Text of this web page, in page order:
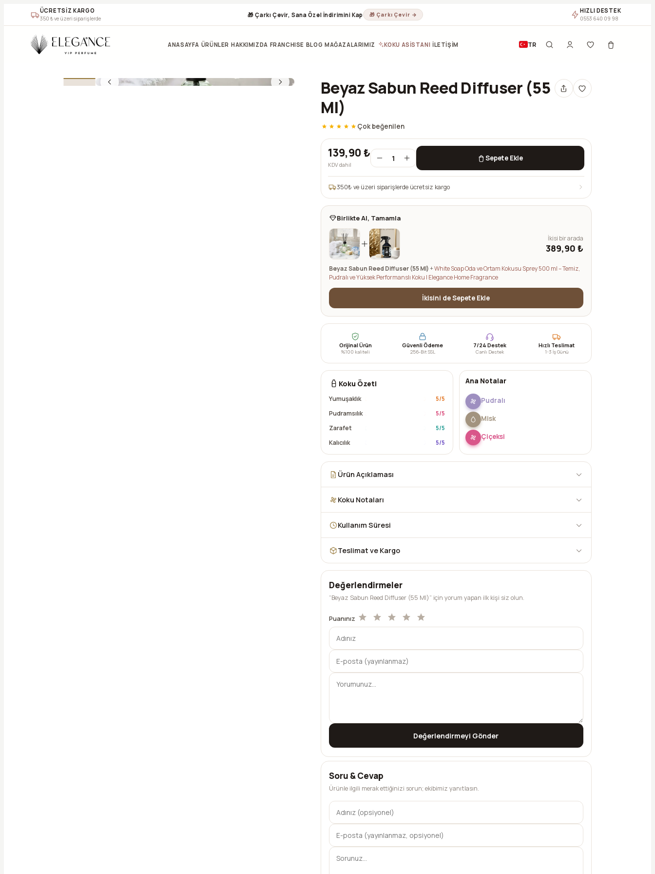
ÜCRETSİZ KARGO
350 ₺ ve üzeri siparişlerde
🎁 Çarkı Çevir, Sana Özel İndirimini Kap 🎁 Çarkı Çevir →
HIZLI DESTEK
0553 640 09 98
ANASAYFA ÜRÜNLER HAKKIMIZDA FRANCHISE BLOG MAĞAZALARIMIZ KOKU ASİSTANI İLETİŞİM TR
Beyaz Sabun Reed Diffuser (55
Ml)
Çok beğenilen
139,90 ₺
KDV dahil
1 Sepete Ekle
350₺ ve üzeri siparişlerde ücretsiz kargo
Birlikte Al, Tamamla
İkisi bir arada
389,90 ₺
Beyaz Sabun Reed Diffuser (55 Ml)+White Soap Oda ve Ortam Kokusu Sprey 500 ml – Temiz,
Pudralı ve Yüksek Performanslı Koku | Elegance Home Fragrance
İkisini de Sepete Ekle
Orijinal Ürün
%100 kaliteli
Güvenli Ödeme
256-Bit SSL
7/24 Destek
Canlı Destek
Hızlı Teslimat
1-3 İş Günü
Koku Özeti
Yumuşaklık 5/5
Pudramsılık 5/5
Zarafet 5/5
Kalıcılık 5/5
Ana Notalar
Pudralı
Misk
Çiçeksi
Ürün Açıklaması
Koku Notaları
Kullanım Süresi
Teslimat ve Kargo
Değerlendirmeler
“Beyaz Sabun Reed Diffuser (55 Ml)” için yorum yapan ilk kişi siz olun.
Puanınız
Değerlendirmeyi Gönder
Soru & Cevap
Ürünle ilgili merak ettiğinizi sorun; ekibimiz yanıtlasın.